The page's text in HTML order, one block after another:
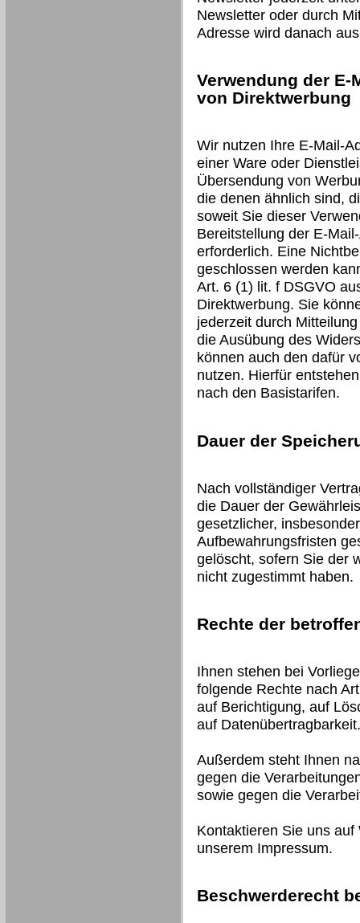
Newsletter oder durch
Adresse wird danach
Verwendung der
von Direktwerbung
Wir nutzen Ihre E-Mail-
einer Ware oder
Übersendung von
die denen ähnlich sind,
soweit Sie dieser
Bereitstellung der E-
erforderlich. Eine
geschlossen werden
Art. 6 (1) lit. f DSGVO
Direktwerbung. Sie
jederzeit durch
die Ausübung des
können auch den dafür
nutzen. Hierfür
nach den Basistarifen.
Dauer der
Nach vollständiger
die Dauer der
gesetzlicher,
Aufbewahrungsfristen
gelöscht, sofern Sie der
nicht zugestimmt haben.
Rechte der
Ihnen stehen bei
folgende Rechte nach
auf Berichtigung, auf
auf Datenübertragbarkeit.
Außerdem steht Ihnen
gegen die
sowie gegen die
Kontaktieren Sie uns
unserem Impressum.
Beschwerderecht